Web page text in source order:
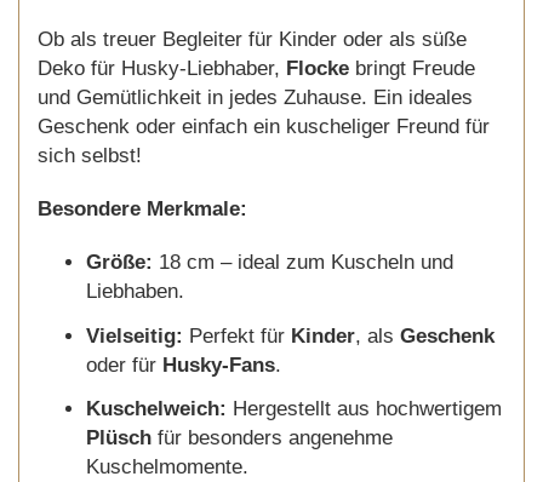
Ob als treuer Begleiter für Kinder oder als süße
Deko für Husky-Liebhaber, Flocke bringt Freude
und Gemütlichkeit in jedes Zuhause. Ein ideales
Geschenk oder einfach ein kuscheliger Freund für
sich selbst!
Besondere Merkmale:
Größe: 18 cm – ideal zum Kuscheln und
Liebhaben.
Vielseitig: Perfekt für Kinder, als Geschenk
oder für Husky-Fans.
Kuschelweich: Hergestellt aus hochwertigem
Plüsch für besonders angenehme
Kuschelmomente.